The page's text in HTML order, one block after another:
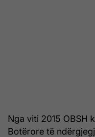
Nga viti 2015 OBSH
Botërore të